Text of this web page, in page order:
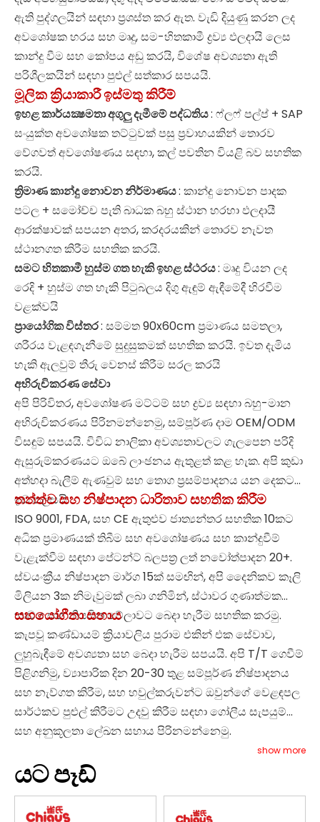
ඇති පුද්ගලයින් සඳහා ප්‍රශස්ත කර ඇත. වැඩි දියුණු කරන ලද
අවශෝෂක හරය සහ මෘදු, සම-හිතකාමී ද්‍රව්‍ය ඵලදායි ලෙස
කාන්දු වීම සහ කෝපය අඩු කරයි, විශේෂ අවශ්‍යතා ඇති
පරිශීලකයින් සඳහා පුළුල් සත්කාර සපයයි.
මූලික ක්‍රියාකාරී ඉස්මතු කිරීම්
ඉහළ කාර්යක්‍ෂමතා අගුලු දැමීමේ පද්ධතිය: ෆ්ලෆ් පල්ප් + SAP
සංයුක්ත අවශෝෂක තට්ටුවක් පසු ප්‍රවාහයකින් තොරව
වේගවත් අවශෝෂණය සඳහා, කල් පවතින වියළි බව සහතික
කරයි.
ත්‍රිමාණ කාන්දු නොවන නිර්මාණය: කාන්දු නොවන පාදක
පටල + සමෝච්ච පැති බාධක බහු ස්ථාන හරහා ඵලදායී
ආරක්ෂාවක් සපයන අතර, කරදරයකින් තොරව නැවත
ස්ථානගත කිරීම සහතික කරයි.
සමට හිතකාමී හුස්ම ගත හැකි ඉහළ ස්ථරය: මෘදු වියන ලද
රෙදි + හුස්ම ගත හැකි පිටුබලය දිගු ඇඳුම් ඇඳීමේදී හිරවීම
වළක්වයි
ප්‍රායෝගික විස්තර: සම්මත 90x60cm ප්‍රමාණය සමතලා,
ශරීරය වැළඳගැනීමේ සුදුසුකමක් සහතික කරයි. ඉවත දැමිය
හැකි ඇලවුම් තීරු වෙනස් කිරීම සරල කරයි
අභිරුචිකරණ සේවා
අපි පිරිවිතර, අවශෝෂණ මට්ටම් සහ ද්‍රව්‍ය සඳහා බහු-මාන
අභිරුචිකරණය පිරිනමන්නෙමු, සම්පූර්ණ දාම OEM/ODM
විසඳුම් සපයයි. විවිධ නාලිකා අවශ්‍යතාවලට ගැලපෙන පරිදි
ඇසුරුම්කරණයට ඔබේ ලාංඡනය ඇතුළත් කළ හැක. අපි කුඩා
අත්හදා බැලීම් ඇණවුම් සහ තොග ප්‍රසම්පාදනය යන දෙකටම
ඉඩ සලසයි.
තත්ත්ව සහ නිෂ්පාදන ධාරිතාව සහතික කිරීම
ISO 9001, FDA, සහ CE ඇතුළුව ජාත්‍යන්තර සහතික 10කට
අධික ප්‍රමාණයක් තිබීම සහ අවශෝෂණය සහ කාන්දුවීම්
වැළැක්වීම සඳහා පේටන්ට් බලපත්‍ර ලත් නවෝත්පාදන 20+.
ස්වයංක්‍රීය නිෂ්පාදන මාර්ග 15ක් සමඟින්, අපි දෛනිකව කෑලි
මිලියන 3ක නිමැවුමක් ලබා ගනිමින්, ස්ථාවර ගුණාත්මක
භාවය සහ නියමිත වේලාවට බෙදා හැරීම සහතික කරමු.
සහයෝගීතා සහාය
කැපවූ කණ්ඩායම් ක්‍රියාවලිය පුරාම එකින් එක සේවාව,
ලුහුබැඳීමේ අවශ්‍යතා සහ බෙදා හැරීම සපයයි. අපි T/T ගෙවීම්
පිළිගනිමු, ව්‍යාපාරික දින 20-30 තුළ සම්පූර්ණ නිෂ්පාදනය
සහ නැව්ගත කිරීම, සහ හවුල්කරුවන්ට ඔවුන්ගේ වෙළඳපල
සාර්ථකව පුළුල් කිරීමට උදවු කිරීම සඳහා ගෝලීය සැපයුම්
සහ අනුකූලතා ලේඛන සහාය පිරිනමන්නෙමු.
show more
යට පෑඩ්